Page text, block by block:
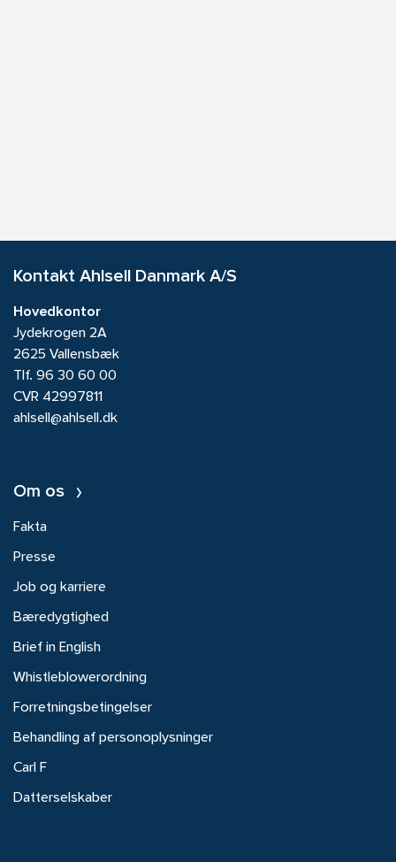
Kontakt Ahlsell Danmark A/S
Hovedkontor
Jydekrogen 2A
2625 Vallensbæk
Tlf. 96 30 60 00
CVR 42997811
ahlsell@ahlsell.dk
Om os
Fakta
Presse
Job og karriere
Bæredygtighed
Brief in English
Whistleblowerordning
Forretningsbetingelser
Behandling af personoplysninger
Carl F
Datterselskaber